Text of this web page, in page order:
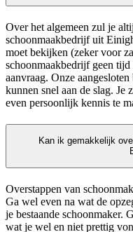
Over het algemeen zul je
schoonmaakbedrijf uit
moet bekijken (zeker voor
schoonmaakbedrijf geen
aanvraag. Onze
kunnen snel aan de slag.
even persoonlijk kennis te
Kan ik gemakkelijk
Overstappen van
Ga wel even na wat de
je bestaande schoonmaker.
wat je wel en niet prettig